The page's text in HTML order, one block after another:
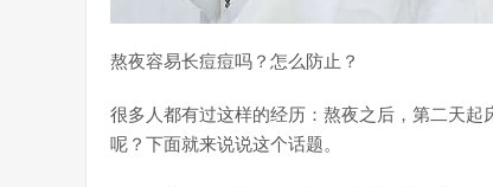
熬夜容易长痘痘吗？怎么防止？
很多人都有过这样的经历：熬夜之后，第二天
呢？下面就来说说这个话题。